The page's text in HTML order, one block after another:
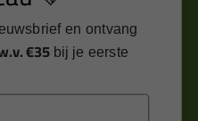
en ontvang
€35 bij je eerste